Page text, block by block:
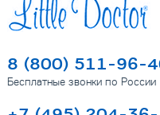
8 (800) 511-96-
Бесплатные звонки по России